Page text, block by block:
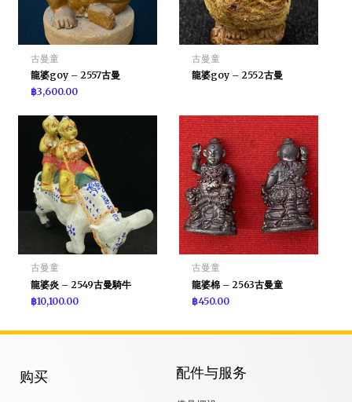
古曼童
龍婆goy – 2557古曼
฿3,600.00
古曼童
龍婆goy – 2552古曼
古曼童
龍婆炎 – 2549古曼騎牛
฿10,100.00
古曼童
龍婆棉 – 2563古曼童
฿450.00
购买 配件与服务